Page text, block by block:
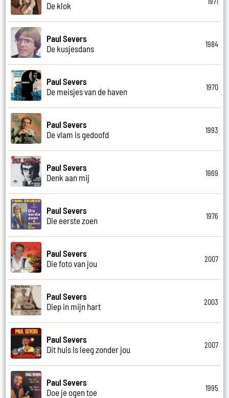
De klok
Paul Severs
De kusjesdans
1984
Paul Severs
De meisjes van de haven
1970
Paul Severs
De vlam is gedoofd
1993
Paul Severs
Denk aan mij
1969
Paul Severs
Die eerste zoen
1976
Paul Severs
Die foto van jou
2007
Paul Severs
Diep in mijn hart
2003
Paul Severs
Dit huis is leeg zonder jou
2007
Paul Severs
Doe je ogen toe
1995